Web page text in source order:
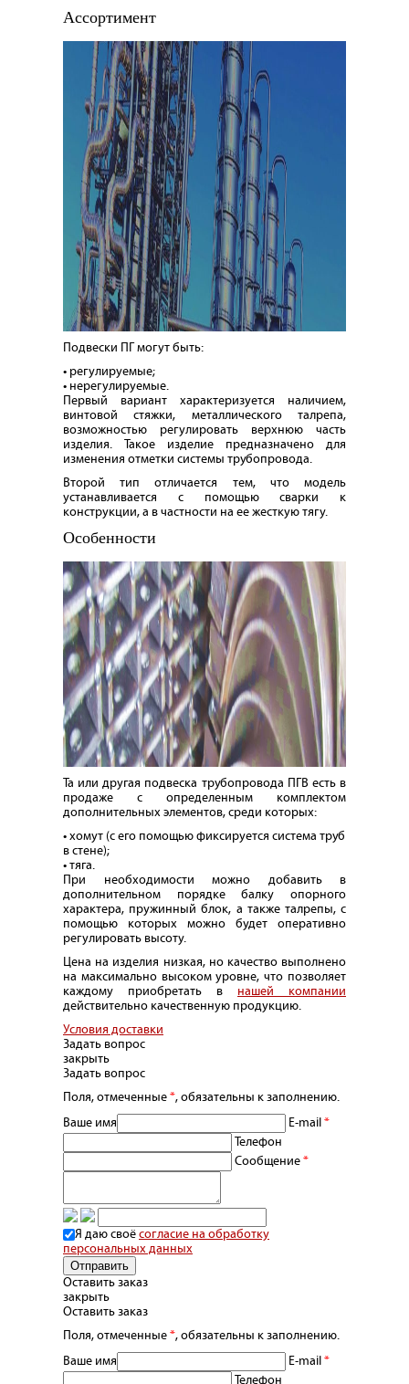
Ассортимент
Подвески ПГ могут быть:
• регулируемые;
• нерегулируемые.
Первый вариант характеризуется наличием,
винтовой стяжки, металлического талрепа,
возможностью регулировать верхнюю часть
изделия. Такое изделие предназначено для
изменения отметки системы трубопровода.
Второй тип отличается тем, что модель
устанавливается с помощью сварки к
конструкции, а в частности на ее жесткую тягу.
Особенности
Та или другая подвеска трубопровода ПГВ есть в
продаже с определенным комплектом
дополнительных элементов, среди которых:
• хомут (с его помощью фиксируется система труб
в стене);
• тяга.
При необходимости можно добавить в
дополнительном порядке балку опорного
характера, пружинный блок, а также талрепы, с
помощью которых можно будет оперативно
регулировать высоту.
Цена на изделия низкая, но качество выполнено
на максимально высоком уровне, что позволяет
каждому приобретать в нашей компании
действительно качественную продукцию.
Условия доставки
Задать вопрос
закрыть
Задать вопрос
Поля, отмеченные*, обязательны к заполнению.
Ваше имя
E-mail *
Телефон
Сообщение*
Я даю своёсогласие на обработку
персональных данных
Оставить заказ
закрыть
Оставить заказ
Поля, отмеченные*, обязательны к заполнению.
Ваше имя
E-mail *
Телефон